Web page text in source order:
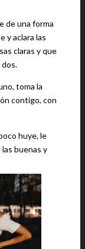
de una forma
y aclara las
claras y que
toma la
contigo, con
huye, le
buenas y